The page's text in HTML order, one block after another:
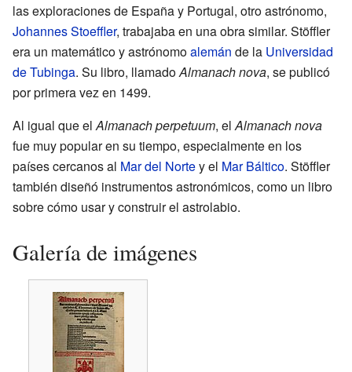
las exploraciones de España y Portugal, otro astrónomo,
Johannes Stoeffler, trabajaba en una obra similar. Stöffler
era un matemático y astrónomoalemán de la Universidad
de Tubinga. Su libro, llamadoAlmanach nova, se publicó
por primera vez en 1499.
Al igual que el Almanach perpetuum, el Almanach nova
fue muy popular en su tiempo, especialmente en los
países cercanos al Mar del Nortey el Mar Báltico. Stöffler
también diseñó instrumentos astronómicos, como un libro
sobre cómo usar y construir el astrolabio.
Galería de imágenes